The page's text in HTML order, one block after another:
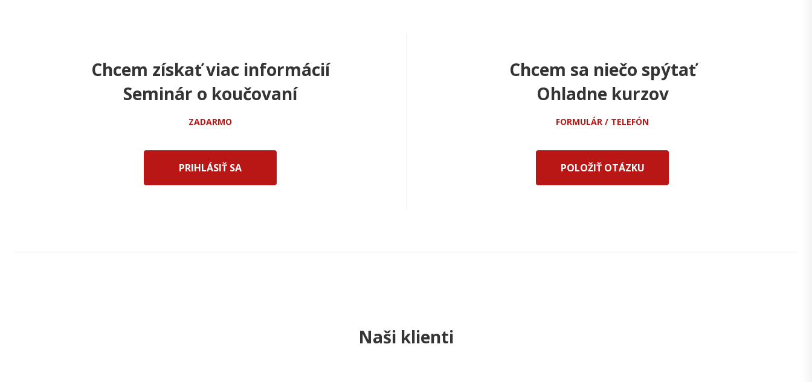
Chcem získať viac informácií
Seminár o koučovaní
ZADARMO
PRIHLÁSIŤ SA
Chcem sa niečo spýtať
Ohladne kurzov
FORMULÁR / TELEFÓN
POLOŽIŤ OTÁZKU
Naši klienti